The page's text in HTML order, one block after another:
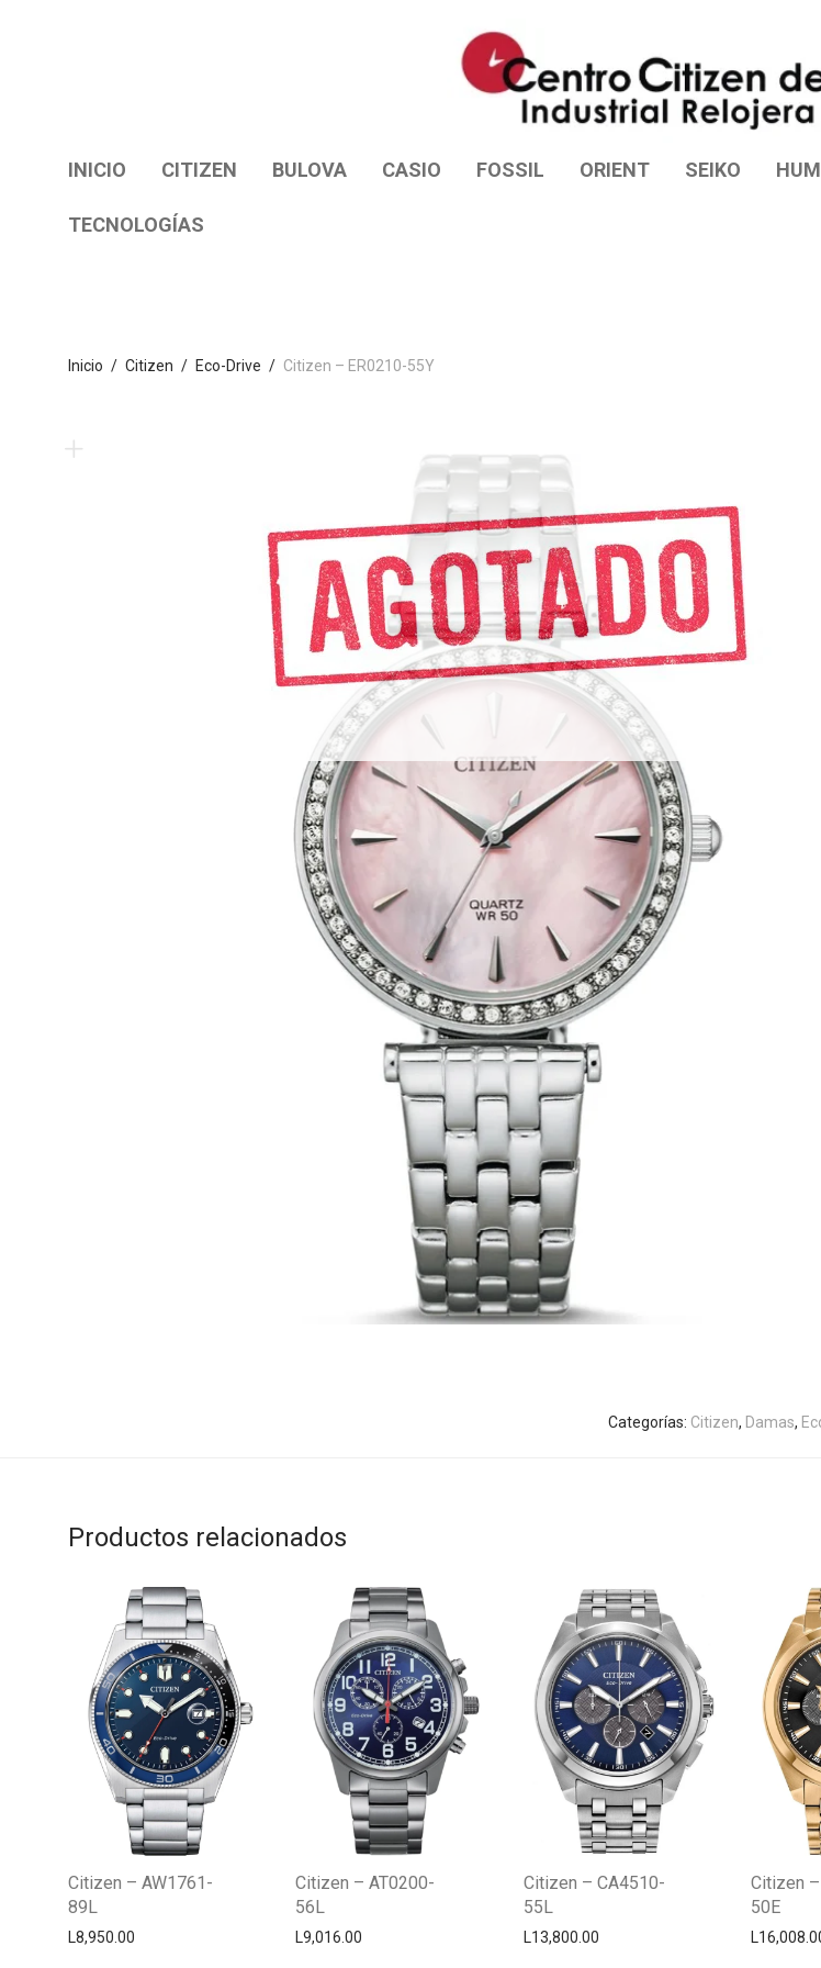
INICIO CITIZEN BULOVA CASIO FOSSIL ORIENT SEIKO
TECNOLOGÍAS
Inicio / Citizen / Eco-Drive / Citizen – ER0210-55Y
Categorías: Citizen, Damas,
Productos relacionados
Citizen – AW1761-
89L
L8,950.00
Citizen – AT0200-
56L
L9,016.00
Citizen – CA4510-
55L
L13,800.00
Citizen
50E
L